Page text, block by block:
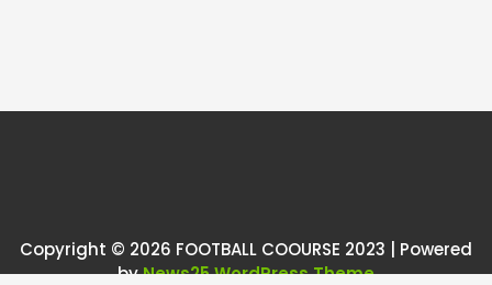
Copyright © 2026 FOOTBALL COOURSE 2023 | Powered
byNews25 WordPress Theme